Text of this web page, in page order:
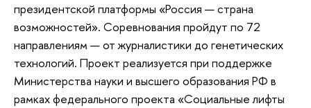
президентской платформы «Россия — страна
возможностей». Соревнования пройдут по 72
направлениям — от журналистики до генетических
технологий. Проект реализуется при поддержке
Министерства науки и высшего образования РФ в
рамках федерального проекта «Социальные лифты